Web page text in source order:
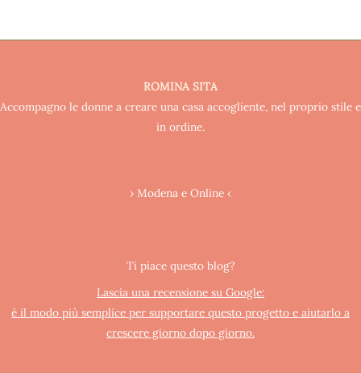
ROMINA SITA
Accompagno le donne a creare una casa accogliente, nel proprio stile e
in ordine.
› Modena e Online ‹
Ti piace questo blog?
Lascia una recensione su Google:
è il modo più semplice per supportare questo progetto e aiutarlo a
crescere giorno dopo giorno.